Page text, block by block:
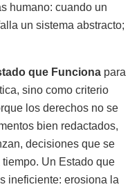
humano: cuando un
un sistema abstracto;
que Funciona para
sino como criterio
los derechos no se
bien redactados,
decisiones que se
Un Estado que
ineficiente: erosiona la